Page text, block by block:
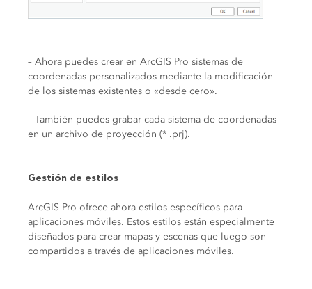
– Ahora puedes crear en ArcGIS Pro sistemas de
coordenadas personalizados mediante la modificación
de los sistemas existentes o «desde cero».
– También puedes grabar cada sistema de coordenadas
en un archivo de proyección (* .prj).
Gestión de estilos
ArcGIS Pro ofrece ahora estilos específicos para
aplicaciones móviles. Estos estilos están especialmente
diseñados para crear mapas y escenas que luego son
compartidos a través de aplicaciones móviles.